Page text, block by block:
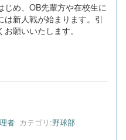
め、OB先輩方や在校生に
新人戦が始まります。引
願いいたします。
者 カテゴリ:野球部